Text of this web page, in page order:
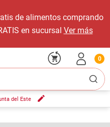
de alimentos comprando
en sucursal Ver más
0
del Este
TÉRMINOS MÁS BUSCADOS